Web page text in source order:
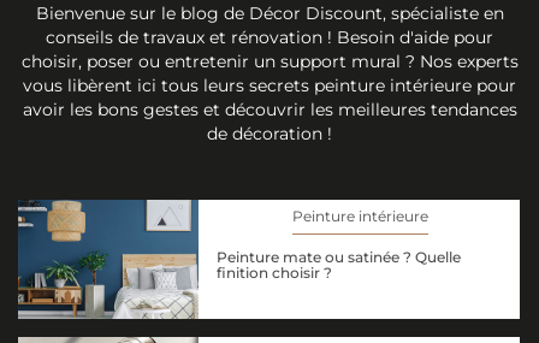
Bienvenue sur le blog de Décor Discount, spécialiste en
conseils de travaux et rénovation ! Besoin d'aide pour
choisir, poser ou entretenir un support mural ? Nos experts
vous libèrent ici tous leurs secrets peinture intérieure pour
avoir les bons gestes et découvrir les meilleures tendances
de décoration !
Peinture intérieure
Peinture mate ou satinée ? Quelle
finition choisir ?